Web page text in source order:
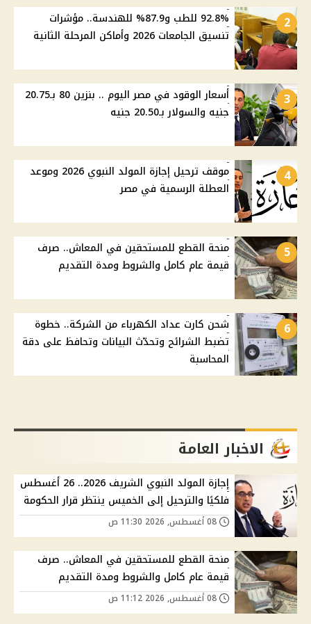
2
92.8% للطب و87.9% للهندسة.. مؤشرات
تنسيق الجامعات 2026 وأماكن المرحلة الثانية
3
أسعار الوقود في مصر اليوم .. بنزين 80 بـ20.75
جنيه والسولار بـ20.50 جنيه
4
موقف ترحيل إجازة المولد النبوي 2026 وموعد
العطلة الرسمية في مصر
5
منحة القطع للمستحقين في المعاش.. صرف
قيمة عام كامل والشروط ومدة التقديم
6
شحن كارت عداد الكهرباء من الشركة.. خطوة
تضبط الشرائح وتحدّث البيانات وتحافظ على دقة
المحاسبة
الاخبار العامة
إجازة المولد النبوي الشريف 2026.. 26 أغسطس
فلكيًا والترحيل إلى الخميس ينتظر قرار الحكومة
منحة القطع للمستحقين في المعاش.. صرف
قيمة عام كامل والشروط ومدة التقديم